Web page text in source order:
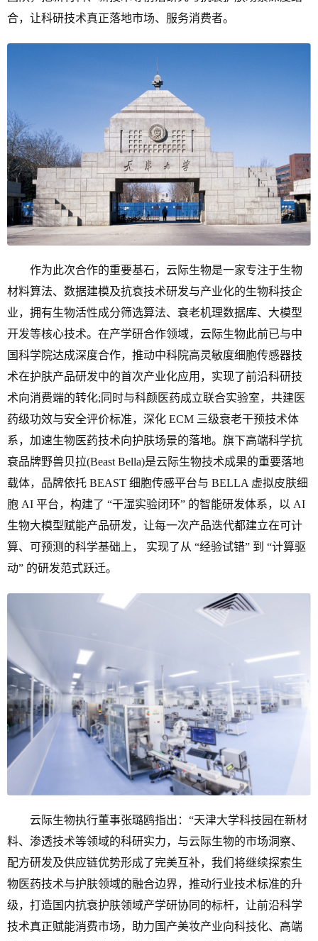
合，让科研技术真正落地市场、服务消费者。
作为此次合作的重要基石，云际生物是一家专注于生物
材料算法、数据建模及抗衰技术研发与产业化的生物科技企
业，拥有生物活性成分筛选算法、衰老机理数据库、大模型
开发等核心技术。在产学研合作领域，云际生物此前已与中
国科学院达成深度合作，推动中科院高灵敏度细胞传感器技
术在护肤产品研发中的首次产业化应用，实现了前沿科研技
术向消费端的转化;同时与科颜医药成立联合实验室，共建医
药级功效与安全评价标准，深化 ECM 三级衰老干预技术体
系，加速生物医药技术向护肤场景的落地。旗下高端科学抗
衰品牌野兽贝拉(Beast Bella)是云际生物技术成果的重要落地
载体，品牌依托 BEAST 细胞传感平台与 BELLA 虚拟皮肤细
胞 AI 平台，构建了 “干湿实验闭环” 的智能研发体系，以 AI
生物大模型赋能产品研发，让每一次产品迭代都建立在可计
算、可预测的科学基础上， 实现了从 “经验试错” 到 “计算驱
动” 的研发范式跃迁。
云际生物执行董事张璐鸥指出：“天津大学科技园在新材
料、渗透技术等领域的科研实力，与云际生物的市场洞察、
配方研发及供应链优势形成了完美互补，我们将继续探索生
物医药技术与护肤领域的融合边界，推动行业技术标准的升
级，打造国内抗衰护肤领域产学研协同的标杆，让前沿科学
技术真正赋能消费市场，助力国产美妆产业向科技化、高端